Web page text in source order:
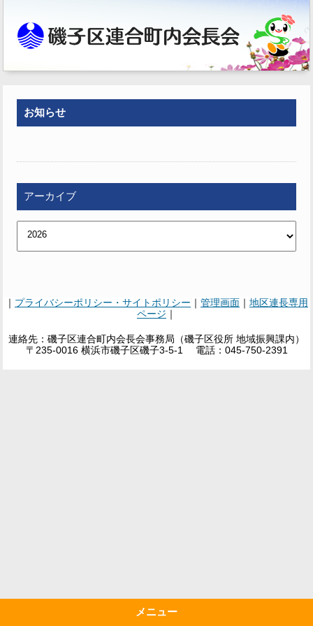
お知らせ
アーカイブ
｜ プライバシーポリシー・サイトポリシー ｜ 管理画面 ｜ 地区連長専用
ページ ｜
連絡先：磯子区連合町内会長会事務局（磯子区役所 地域振興課内）
〒235-0016 横浜市磯子区磯子3-5-1 電話：045-750-2391
メニュー